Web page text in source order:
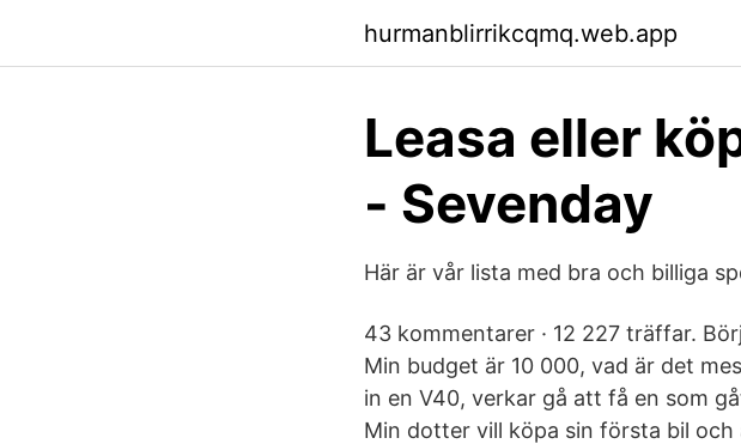
hurmanblirrikcqmq.web.app
Leasa eller
- Sevenday
Här är vår lista med bra och billiga
43 kommentarer · 12 227 träffar.
Min budget är 10 000, vad är det
in en V40, verkar gå att få en som
Min dotter vill köpa sin första bil